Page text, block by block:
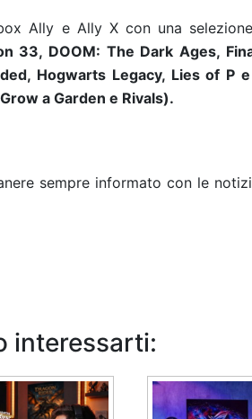
Ally e Ally X con una
33, DOOM: The Dark Ages,
Hogwarts Legacy, Lies of P
a Garden e Rivals).
sempre informato con le
interessarti: